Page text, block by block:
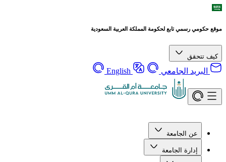
موقع حكومي رسمي تابع لحكومة المملكة العربية السعودية
كيف تتحقق
البريد الجامعي English
عن الجامعة
إدارة الجامعة